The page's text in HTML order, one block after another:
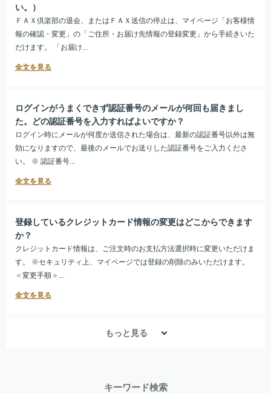
い。）
ＦＡＸ倶楽部の退会、またはＦＡＸ送信の停止は、マイページ「お客様情
報の確認・変更」の「ご住所・お届け先情報の登録変更」から手続きいた
だけます。 「お届け...
ログインがうまくできず認証番号のメールが何回も届きまし
た。どの認証番号を入力すればよいですか？
ログイン時にメールが何度か送信された場合は、最新の認証番号以外は無
効になりますので、最後のメールでお送りした認証番号をご入力くださ
い。 ※ 認証番号...
登録しているクレジットカード情報の変更はどこからできます
か？
クレジットカード情報は、ご注文時のお支払方法選択時に変更いただけま
す。 ※セキュリティ上、マイページでは登録の削除のみいただけます。
＜変更手順＞...
もっと見る
キーワード検索